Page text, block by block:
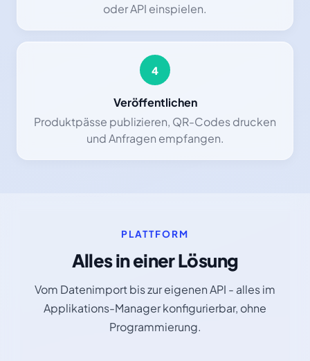
oder API einspielen.
4
Veröffentlichen
Produktpässe publizieren, QR-Codes drucken
und Anfragen empfangen.
PLATTFORM
Alles in einer Lösung
Vom Datenimport bis zur eigenen API - alles im
Applikations-Manager konfigurierbar, ohne
Programmierung.